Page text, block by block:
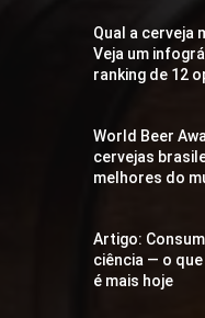
Qual a cerveja
Veja um
ranking de 12
World Beer
cervejas
melhores do
Artigo:
ciência — o
é mais hoje